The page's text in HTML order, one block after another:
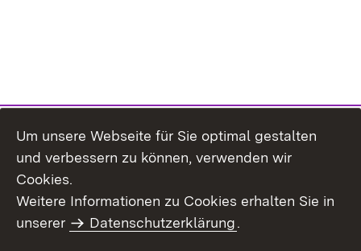
Um unsere Webseite für Sie optimal gestalten
und verbessern zu können, verwenden wir
Cookies.
Weitere Informationen zu Cookies erhalten Sie in
unserer
Datenschutzerklärung.